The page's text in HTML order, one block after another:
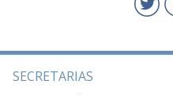
SECRETARIAS